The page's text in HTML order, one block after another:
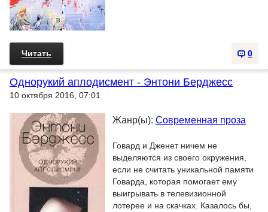
0
Читать
Однорукий аплодисмент - Энтони Берджесс
10 октября 2016, 07:01
Жанр(ы): Современная проза
Говард и Дженет ничем не
выделяются из своего окружения,
если не считать уникальной памяти
Говарда, которая помогает ему
выигрывать в телевизионной
лотерее и на скачках. Казалось бы,